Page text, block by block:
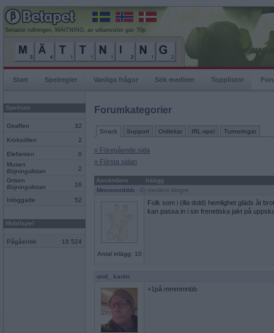
Senaste rullningen, MÄtTNING, av urbansister gav 70p
Start Spelregler Vanliga frågor Sök medlem Topplistor
Spelrum
Giraffen 32
Krokodilen 2
Elefanten
0
Musen
Böjningslistan
2
Grisen
Böjningslistan
16
Inloggade 52
Mobilspel
Pågående 18 524
Forumkategorier
Snack Support Ordlekar IRL-spel Turneringar
« Föregående sida
« Första sidan
Användare
Inlägg
Mmmnnnbbb - Ej medlem längre
Antal inlägg: 10
Folk som i (illa dold) hemlighet gläds åt
kan passa in i sin frenetiska jakt på
ond_ kanin
+1på mmmmnbb